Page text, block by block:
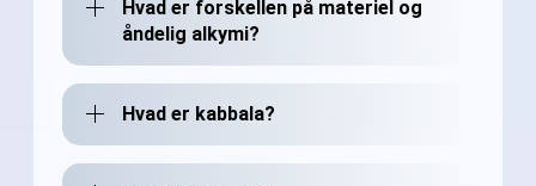
Hvad er forskellen på materiel og
åndelig alkymi?
Hvad er kabbala?